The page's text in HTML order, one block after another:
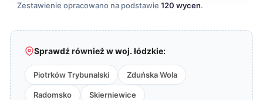
Zestawienie opracowano na podstawie 120 wycen.
Sprawdź również w woj. łódzkie:
Piotrków Trybunalski Zduńska Wola
Radomsko Skierniewice